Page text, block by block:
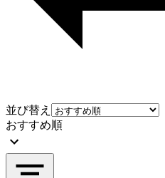
並び替え
おすすめ順